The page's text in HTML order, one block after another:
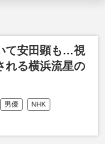
て安田顕も…視
れる横浜流星の
男優 NHK